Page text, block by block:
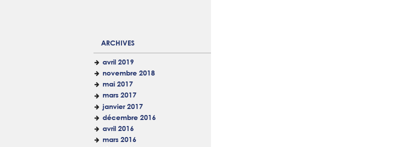
ARCHIVES
avril 2019
novembre 2018
mai 2017
mars 2017
janvier 2017
décembre 2016
avril 2016
mars 2016